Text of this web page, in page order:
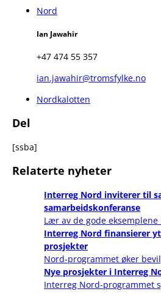
Nord
Ian Jawahir
+47 474 55 357
ian.jawahir@tromsfylke.no
Nordkalotten
Del
[ssba]
Relaterte nyheter
Interreg Nord inviterer til
samarbeidskonferanse
Lær av de gode
Interreg Nord finansierer
prosjekter
Nord-programmet øker
Nye prosjekter i Interreg
Interreg Nord-programmet